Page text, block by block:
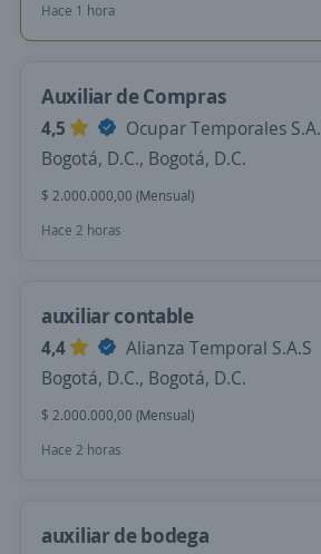
Hace 1 hora
Auxiliar de Compras
4,5
Ocupar Temporales S.A.
Bogotá, D.C., Bogotá, D.C.
$ 2.000.000,00 (Mensual)
Hace 2 horas
auxiliar contable
4,4
Alianza Temporal S.A.S
Bogotá, D.C., Bogotá, D.C.
$ 2.000.000,00 (Mensual)
Hace 2 horas
auxiliar de bodega